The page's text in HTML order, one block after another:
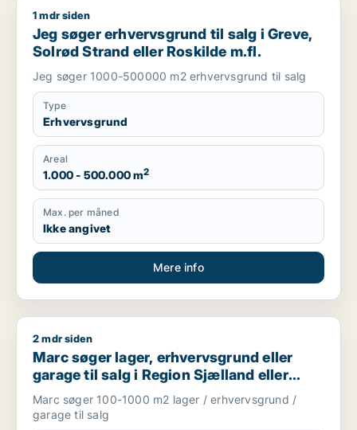
Jeg søger erhvervsgrund til salg i Greve, Solrød Strand eller
1 mdr siden
Jeg søger erhvervsgrund til salg i Greve,
Solrød Strand eller Roskilde m.fl.
Jeg søger 1000-500000 m2 erhvervsgrund til salg
Type
Erhvervsgrund
Areal
1.000 - 500.000 m2
Max. per måned
Ikke angivet
Mere info
Marc søger lager, erhvervsgrund eller garage til salg i
2 mdr siden
Marc søger lager, erhvervsgrund eller
garage til salg i Region Sjælland eller
Nordsjælland
Marc søger 100-1000 m2 lager / erhvervsgrund /
garage til salg